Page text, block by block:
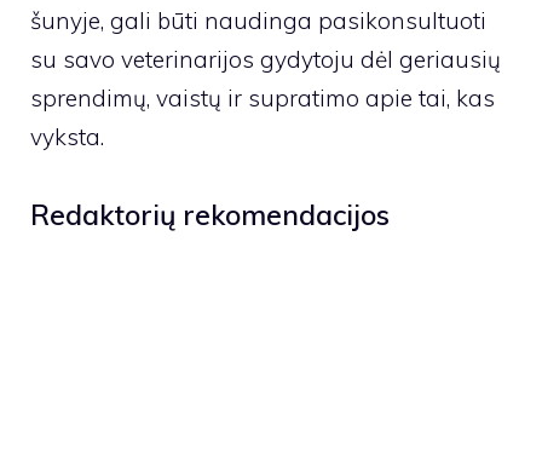
šunyje, gali būti naudinga pasikonsultuoti
su savo veterinarijos gydytoju dėl geriausių
sprendimų, vaistų ir supratimo apie tai, kas
vyksta.
Redaktorių rekomendacijos